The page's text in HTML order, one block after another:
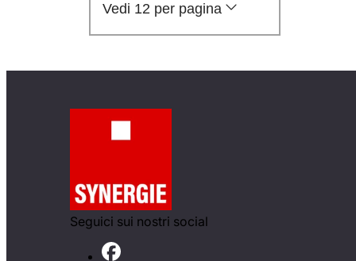
Vedi 12 per pagina
Seguici sui nostri social